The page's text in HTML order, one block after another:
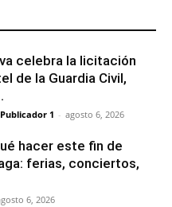
celebra la licitación
de la Guardia Civil,
Publicador 1 - agosto 6, 2026
hacer este fin de
ferias, conciertos,
6, 2026